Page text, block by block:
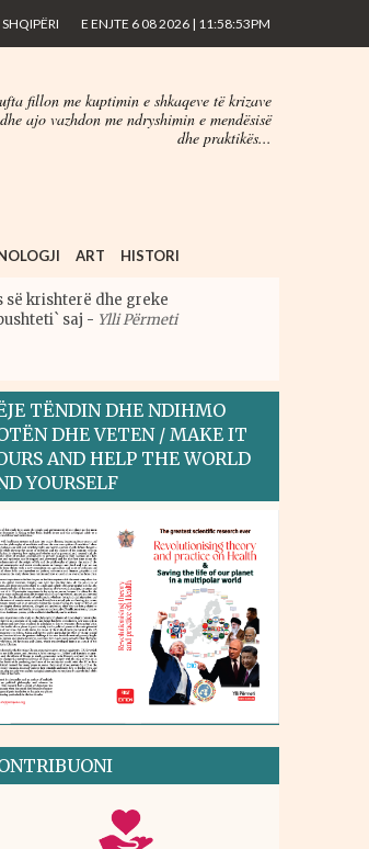
E ENJTE 6 08 2026 | 11:58:53PM
fillon me kuptimin e shkaqeve të krizave
dhe ajo vazhdon me ndryshimin e mendësisë
dhe praktikës...
ART HISTORI
së krishterë dhe greke
saj - Ylli Përmeti
TËNDIN DHE NDIHMO
DHE VETEN / MAKE IT
AND HELP THE WORLD
YOURSELF